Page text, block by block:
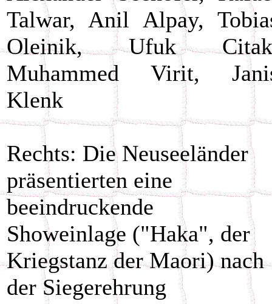
Talwar, Anil Alpay,
Oleinik, Ufuk
Muhammed Virit,
Klenk
Rechts: Die Neuseeländer
präsentierten eine
beeindruckende
Showeinlage ("Haka", der
Kriegstanz der Maori) nach
der Siegerehrung